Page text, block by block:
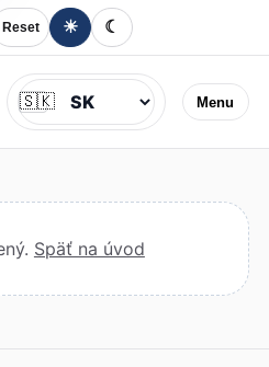
Reset ☀ ☾
Menu
Jazyk
🇸🇰
Späť na úvod